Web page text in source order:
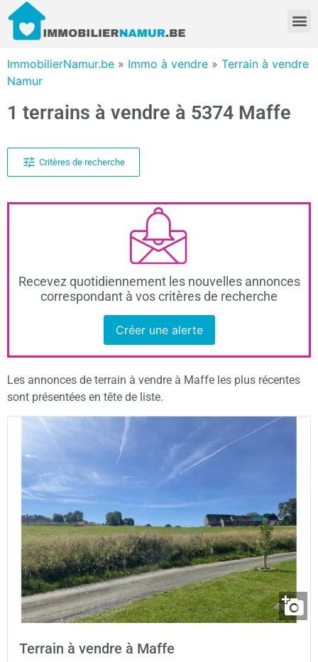
ImmobilierNamur.be » Immo à vendre » Terrain à vendre
Namur
1 terrains à vendre à 5374 Maffe
Critères de recherche
Recevez quotidiennement les nouvelles annonces
correspondant à vos critères de recherche
Créer une alerte
Les annonces de terrain à vendre à Maffe les plus récentes
sont présentées en tête de liste.
Terrain à vendre à Maffe